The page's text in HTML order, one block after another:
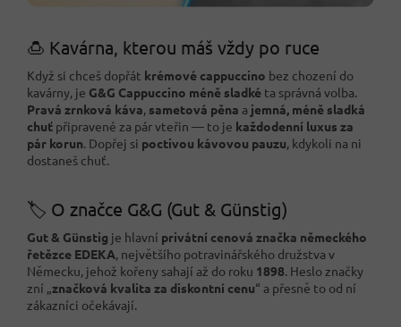
🍮 Kavárna, kterou máš vždy po ruce
Když si chceš dopřát krémové cappuccino bez chození do
kavárny, je G&G Cappuccino méně sladké ta správná volba.
Pravá zrnková káva, sametová pěna a jemná, méně sladká
chuť připravené za pár vteřin — to je každodenní luxus za
pár korun. Dopřej si poctivou kávovou pauzu, kdykoli na ni
dostaneš chuť.
🏷️ O značce G&G (Gut & Günstig)
Gut & Günstig je hlavní privátní cenová značka německého
řetězce EDEKA, největšího potravinářského družstva v
Německu, jehož kořeny sahají až do roku 1898. Heslo značky
zní „značková kvalita za diskontní cenu“ a přesně to od ní
zákazníci očekávají.